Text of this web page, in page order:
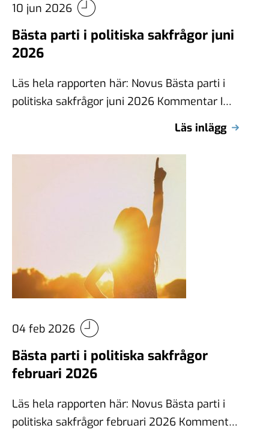
10 jun 2026
Bästa parti i politiska sakfrågor juni
2026
Läs hela rapporten här: Novus Bästa parti i
politiska sakfrågor juni 2026 Kommentar I
Läs inlägg
04 feb 2026
Bästa parti i politiska sakfrågor
februari 2026
Läs hela rapporten här: Novus Bästa parti i
politiska sakfrågor februari 2026 Kommentar